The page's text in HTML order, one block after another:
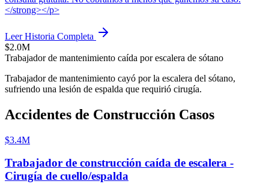
</strong></p>
Leer Historia Completa
$2.0M
Trabajador de mantenimiento caída por escalera de sótano
Trabajador de mantenimiento cayó por la escalera del sótano,
sufriendo una lesión de espalda que requirió cirugía.
Accidentes de Construcción Casos
$3.4M
Trabajador de construcción caída de escalera -
Cirugía de cuello/espalda